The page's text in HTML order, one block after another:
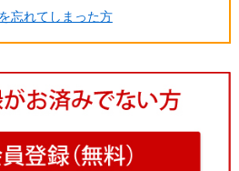
忘れてしまった方